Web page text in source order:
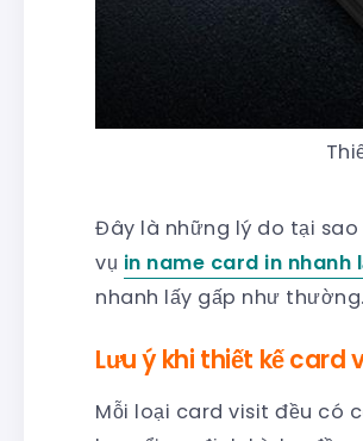
Đây là những lý do tại
vụ in name card in nhanh
nhanh lấy gấp như thường.
Lưu ý khi thiết kế
Mỗi loại card visit đều có